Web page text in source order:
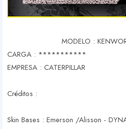
MODELO :
CARGA : ***********
EMPRESA : CATERPILLAR
Créditos :
Skin Bases : Emerson /Alisson -